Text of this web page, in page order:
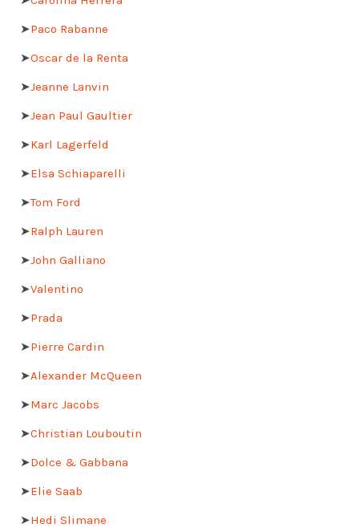
➤Paco Rabanne
➤Oscar de la Renta
➤Jeanne Lanvin
➤Jean Paul Gaultier
➤Karl Lagerfeld
➤Elsa Schiaparelli
➤Tom Ford
➤Ralph Lauren
➤John Galliano
➤Valentino
➤Prada
➤Pierre Cardin
➤Alexander McQueen
➤Marc Jacobs
➤Christian Louboutin
➤Dolce & Gabbana
➤Elie Saab
➤Hedi Slimane